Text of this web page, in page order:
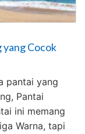
yang Cocok
pantai yang
Pantai
ini memang
Warna, tapi